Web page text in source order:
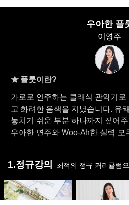
우아한 플
이영주
★ 플룻이란?
가로로 연주하는 클래식 관악기로
고 화려한 음색을 지녔습니다. 유
놓치기 쉬운 부분 하나까지 짚어
우아한 연주와 Woo-Ah한 실력 모
1.정규강의 최적의 정규 커리큘럼